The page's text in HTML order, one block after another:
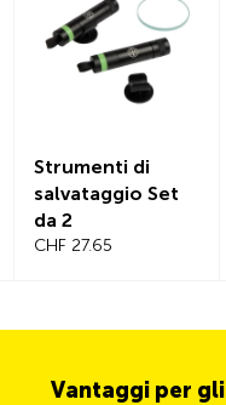
Strumenti di
salvataggio Set
da 2
CHF 27.65
Vantaggi per